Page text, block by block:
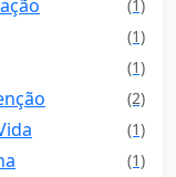
(1)
(1)
(1)
(2)
(1)
(1)